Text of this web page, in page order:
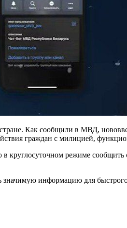
стране. Как сообщили в МВД,
граждан с милицией,
круглосуточном режиме
информацию для